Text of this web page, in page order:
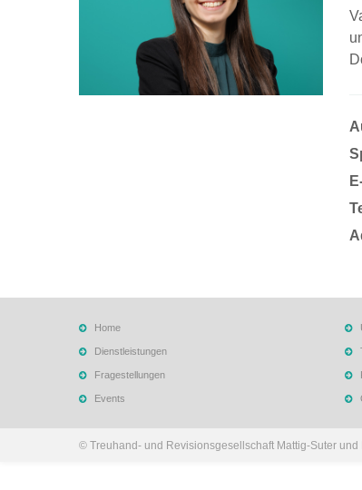
Home
Dienstleistungen
Fragestellungen
Events
© Treuhand- und Revisionsgesellschaft Mattig-Suter und